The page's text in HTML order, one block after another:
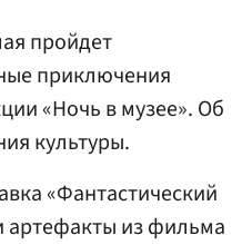
пройдет
приключения
«Ночь в музее». Об
культуры.
«Фантастический
артефакты из фильма